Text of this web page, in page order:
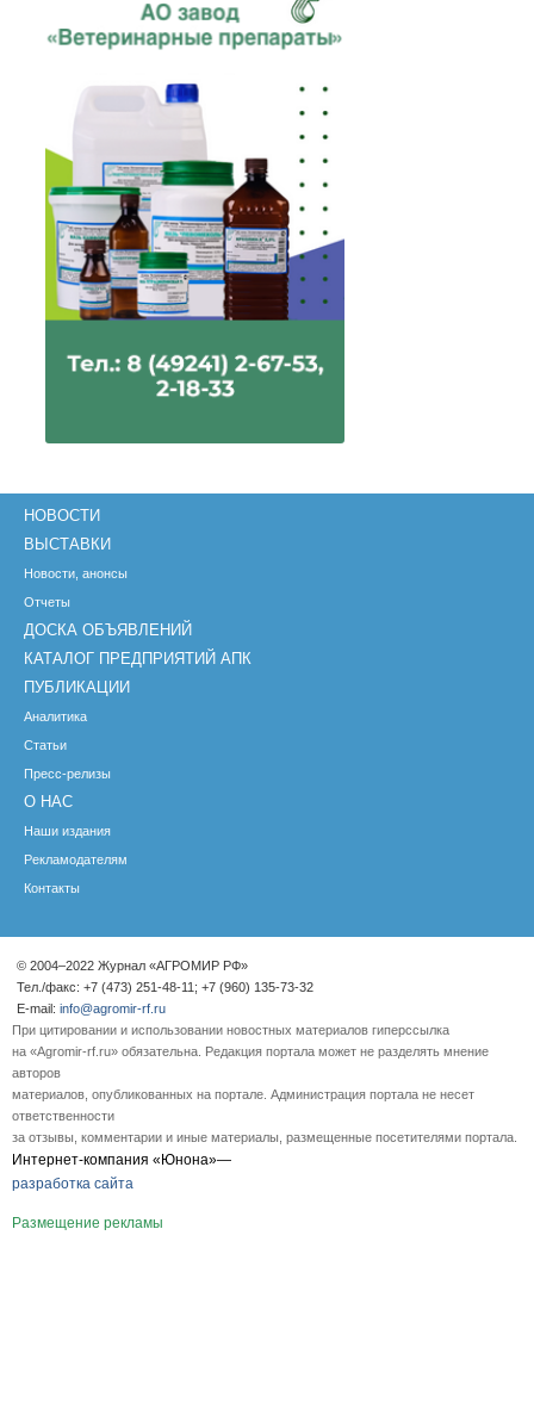
НОВОСТИ
ВЫСТАВКИ
Новости, анонсы
Отчеты
ДОСКА ОБЪЯВЛЕНИЙ
КАТАЛОГ ПРЕДПРИЯТИЙ АПК
ПУБЛИКАЦИИ
Аналитика
Статьи
Пресс-релизы
О НАС
Наши издания
Рекламодателям
Контакты
© 2004–2022 Журнал «АГРОМИР РФ»
Тел./факс: +7 (473) 251-48-11; +7 (960) 135-73-32
E-mail: info@agromir-rf.ru
При цитировании и использовании новостных материалов гиперссылка
на «Agromir-rf.ru» обязательна. Редакция портала может не разделять мнение
авторов
материалов, опубликованных на портале. Администрация портала не несет
ответственности
за отзывы, комментарии и иные материалы, размещенные посетителями портала.
Интернет-компания «Юнона»—
разработка сайта
Размещение рекламы